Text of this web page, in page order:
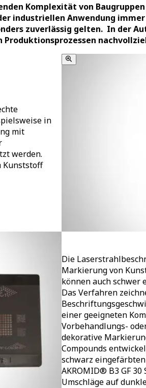
Komplexität von
industriellen Anwendung
zuverlässig gelten. In der
in
mit
werden.​
Kunststoff
Die
Markierung von
können auch schwer
Das Verfahren
einer geeigneten
Vorbehandlungs-
dekorative
Compounds
schwarz
AKROMID® B3 GF
Umschläge auf